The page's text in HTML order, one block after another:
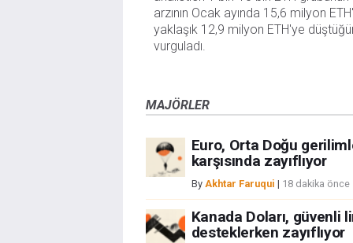
arzının Ocak ayında 15,6 milyon
yaklaşık 12,9 milyon ETH'ye
vurguladı.
MAJÖRLER
Euro, Orta Doğu
karşısında zayıflıyor
By Akhtar Faruqui | 18 dakika önce
Kanada Doları, güvenli
desteklerken zayıflıyor